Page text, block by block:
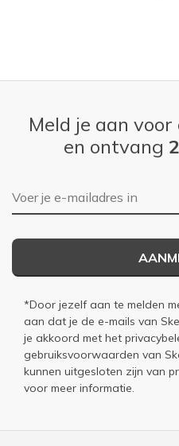
Meld je aan
en ontvang
E-mailadres
*Door jezelf aan te melden
aan dat je de e-mails van
je akkoord met het
gebruiksvoorwaarden van
kunnen uitgesloten zijn van
voor meer informatie.